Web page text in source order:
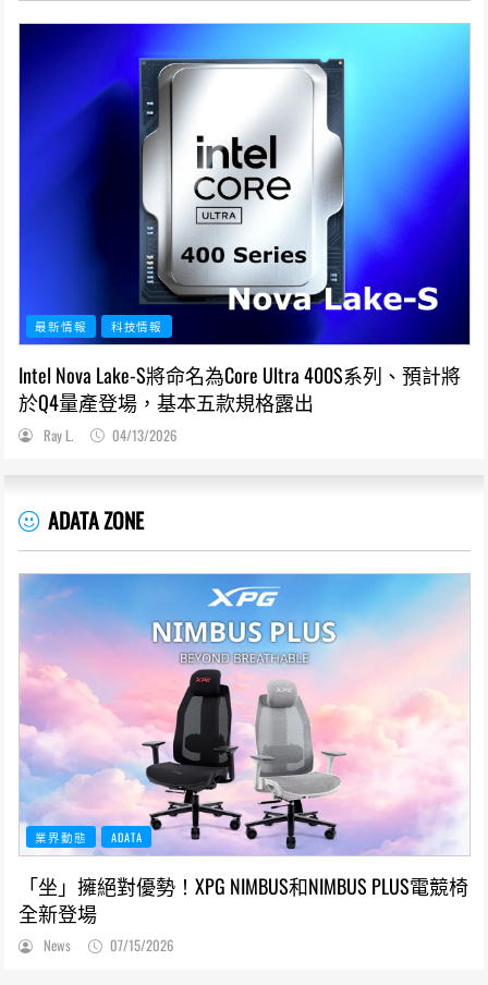
最新情報 科技情報
Intel Nova Lake-S將命名為Core Ultra 400S系列、預計將
於Q4量產登場，基本五款規格露出
Ray L. 04/13/2026
ADATA ZONE
業界動態 ADATA
「坐」擁絕對優勢！XPG NIMBUS和NIMBUS PLUS電競椅
全新登場
News 07/15/2026